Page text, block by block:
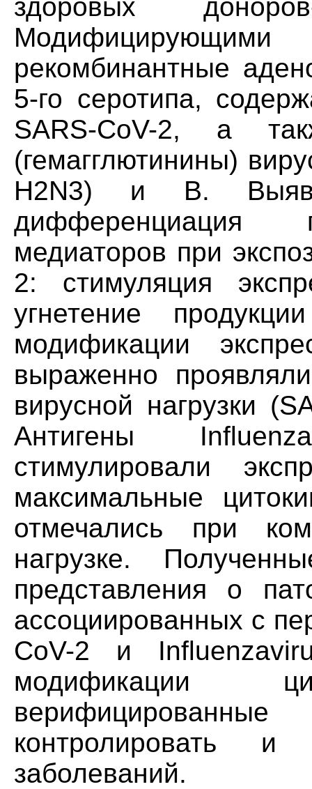
здоровых
рекомбинантные
5-го серотипа,
SARS-CoV-2, а
(гемагглютинины)
H2N3) и В.
дифференциация
медиаторов при
2: стимуляция
угнетение
модификации
выраженно
вирусной нагрузки
Антигены
стимулировали
максимальные
отмечались при
нагрузке.
представления о
ассоциированных с
CoV-2 и
модификации
контролировать и
заболеваний.